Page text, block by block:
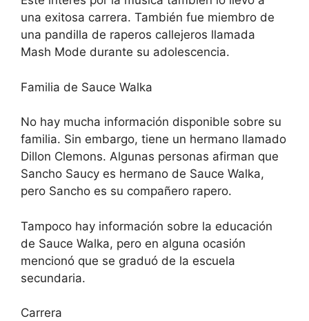
una exitosa carrera. También fue miembro de
una pandilla de raperos callejeros llamada
Mash Mode durante su adolescencia.
Familia de Sauce Walka
No hay mucha información disponible sobre su
familia. Sin embargo, tiene un hermano llamado
Dillon Clemons. Algunas personas afirman que
Sancho Saucy es hermano de Sauce Walka,
pero Sancho es su compañero rapero.
Tampoco hay información sobre la educación
de Sauce Walka, pero en alguna ocasión
mencionó que se graduó de la escuela
secundaria.
Carrera